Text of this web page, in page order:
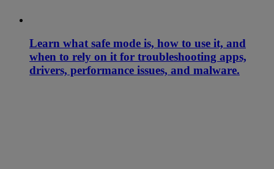
Learn what safe mode is, how to use it, and
when to rely on it for troubleshooting apps,
drivers, performance issues, and malware.